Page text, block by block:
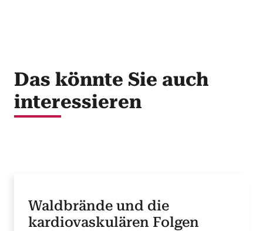
Das könnte Sie auch
interessieren
Waldbrände und die
kardiovaskulären Folgen